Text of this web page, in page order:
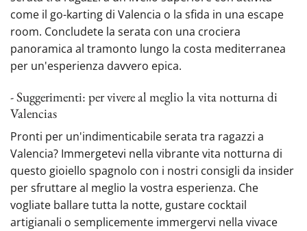
come il go-karting di Valencia o la sfida in una escape
room. Concludete la serata con una crociera
panoramica al tramonto lungo la costa mediterranea
per un'esperienza davvero epica.
- Suggerimenti: per vivere al meglio la vita notturna di
Valencias
Pronti per un'indimenticabile serata tra ragazzi a
Valencia? Immergetevi nella vibrante vita notturna di
questo gioiello spagnolo con i nostri consigli da insider
per sfruttare al meglio la vostra esperienza. Che
vogliate ballare tutta la notte, gustare cocktail
artigianali o semplicemente immergervi nella vivace